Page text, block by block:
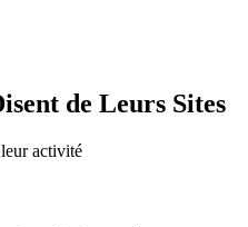
de Leurs Sites
activité